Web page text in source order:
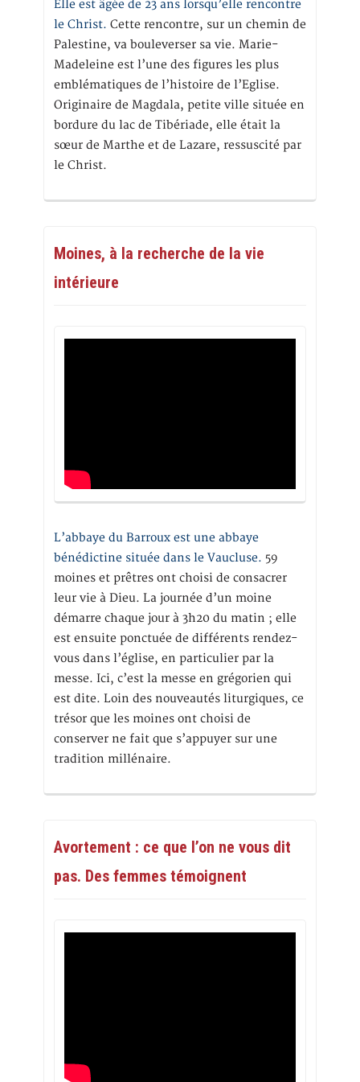
Elle est âgée de 23 ans lorsqu’elle rencontre
le Christ. Cette rencontre, sur un chemin de
Palestine, va bouleverser sa vie. Marie-
Madeleine est l’une des figures les plus
emblématiques de l’histoire de l’Eglise.
Originaire de Magdala, petite ville située en
bordure du lac de Tibériade, elle était la
sœur de Marthe et de Lazare, ressuscité par
le Christ.
Moines, à la recherche de la vie
intérieure
L’abbaye du Barroux est une abbaye
bénédictine située dans le Vaucluse. 59
moines et prêtres ont choisi de consacrer
leur vie à Dieu. La journée d’un moine
démarre chaque jour à 3h20 du matin ; elle
est ensuite ponctuée de différents rendez-
vous dans l’église, en particulier par la
messe. Ici, c’est la messe en grégorien qui
est dite. Loin des nouveautés liturgiques, ce
trésor que les moines ont choisi de
conserver ne fait que s’appuyer sur une
tradition millénaire.
Avortement : ce que l’on ne vous dit
pas. Des femmes témoignent